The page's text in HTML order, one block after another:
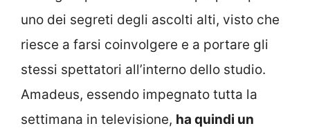
uno dei segreti degli ascolti alti, visto che
riesce a farsi coinvolgere e a portare gli
stessi spettatori all’interno dello studio.
Amadeus, essendo impegnato tutta la
settimana in televisione, ha quindi un